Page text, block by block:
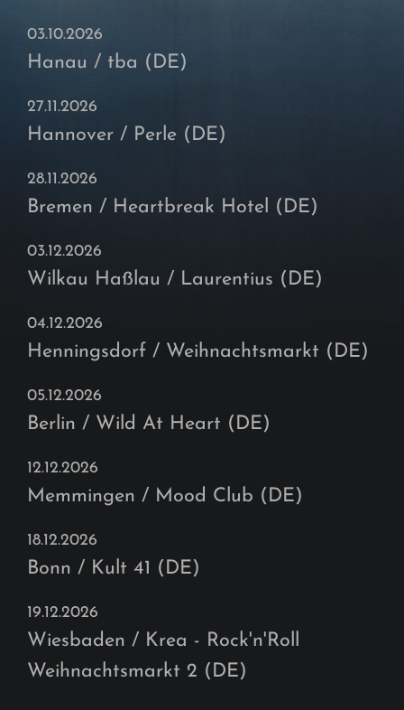
03.10.2026
Hanau / tba (DE)
27.11.2026
Hannover / Perle (DE)
28.11.2026
Bremen / Heartbreak Hotel (DE)
03.12.2026
Wilkau Haßlau / Laurentius (DE)
04.12.2026
Henningsdorf / Weihnachtsmarkt (DE)
05.12.2026
Berlin / Wild At Heart (DE)
12.12.2026
Memmingen / Mood Club (DE)
18.12.2026
Bonn / Kult 41 (DE)
19.12.2026
Wiesbaden / Krea - Rock'n'Roll
Weihnachtsmarkt 2 (DE)